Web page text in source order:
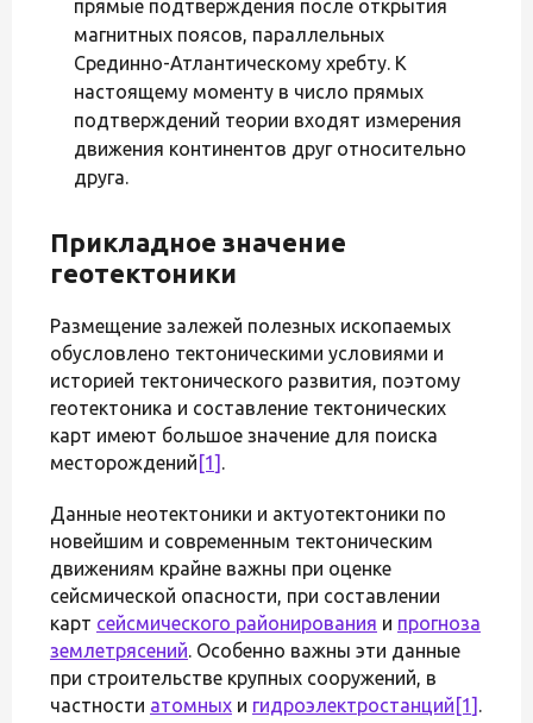
прямые подтверждения после открытия
магнитных поясов, параллельных
Срединно-Атлантическому хребту. К
настоящему моменту в число прямых
подтверждений теории входят измерения
движения континентов друг относительно
друга.
Прикладное значение
геотектоники
Размещение залежей полезных ископаемых
обусловлено тектоническими условиями и
историей тектонического развития, поэтому
геотектоника и составление тектонических
карт имеют большое значение для поиска
месторождений [1] .
Данные неотектоники и актуотектоники по
новейшим и современным тектоническим
движениям крайне важны при оценке
сейсмической опасности, при составлении
карт сейсмического районирования и прогноза
землетрясений. Особенно важны эти данные
при строительстве крупных сооружений, в
частности атомных и гидроэлектростанций [1] .